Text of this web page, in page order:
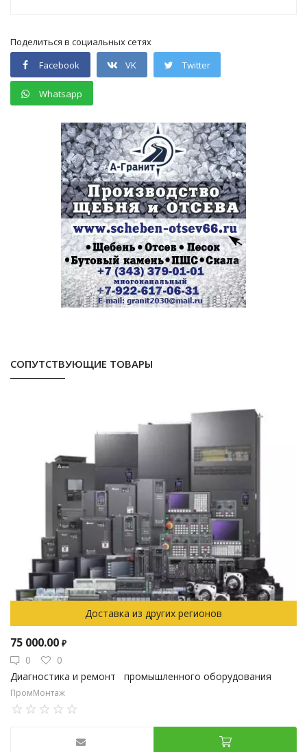
Поделиться в социальных сетях
Facebook
VK Twitter
Whatsapp
СОПУТСТВУЮЩИЕ ТОВАРЫ
Доставка из других регионов
75 000.00 ₽
0
0
Диагностика и ремонт промышленного оборудования
ПромМонтаж